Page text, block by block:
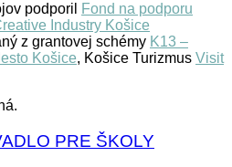
podporil
Fond na podporu
Industry Košice
z grantovej schémy K13 –
Košice, Košice Turizmus Visit
PRE ŠKOLY